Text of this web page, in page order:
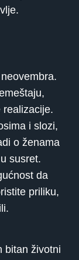
realizacije.
i slozi,
o ženama
susret.
da
priliku,
bitan životni